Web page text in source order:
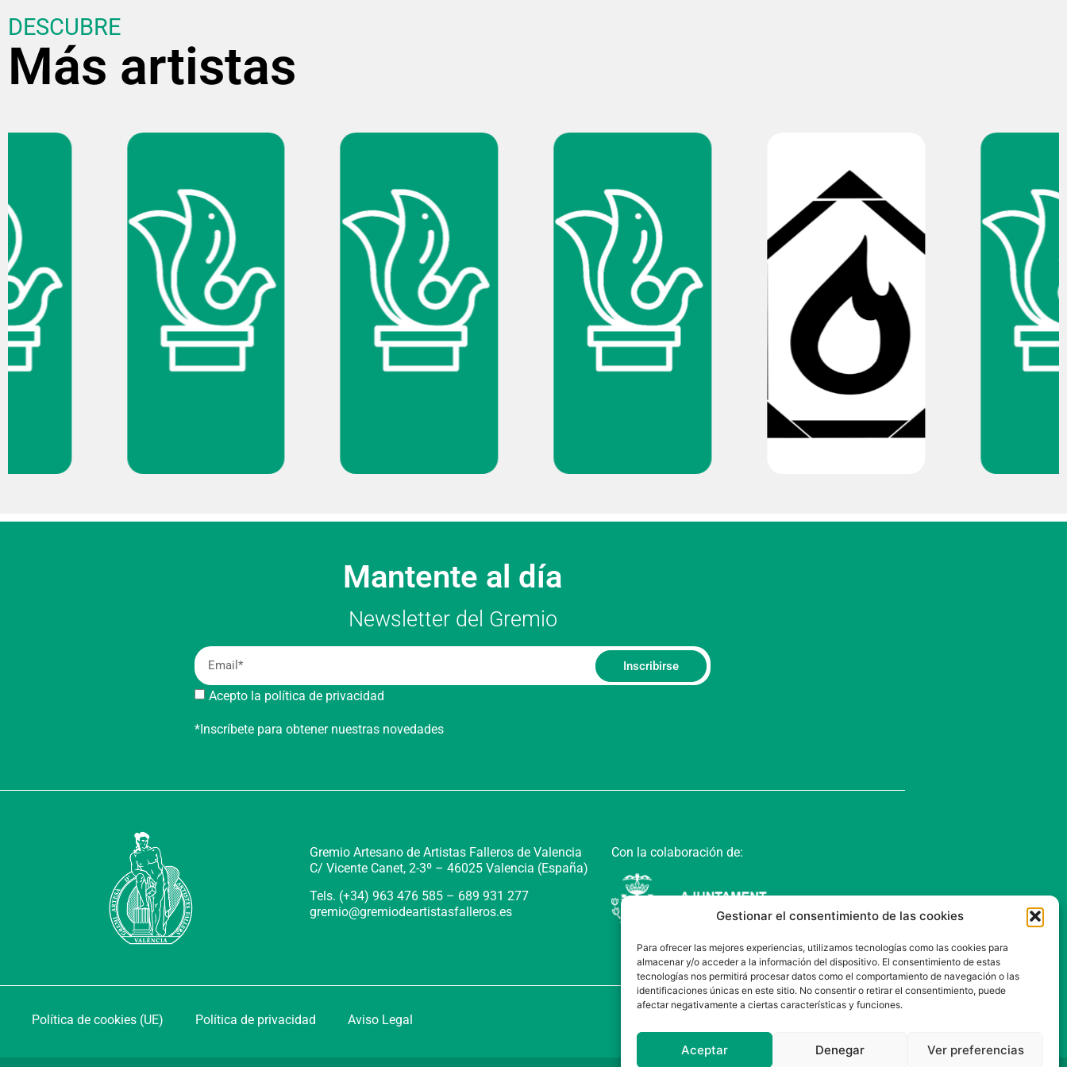
Gestionar el consentimiento de las cookies
Para ofrecer las mejores experiencias, utilizamos tecnologías como las cookies para
almacenar y/o acceder a la información del dispositivo. El consentimiento de estas
tecnologías nos permitirá procesar datos como el comportamiento de navegación o las
identificaciones únicas en este sitio. No consentir o retirar el consentimiento, puede
afectar negativamente a ciertas características y funciones.
Aceptar Denegar Ver preferencias
DESCUBRE
Más artistas
Mantente al día
Newsletter del Gremio
Acepto la política de privacidad
Inscribirse
*Inscríbete para obtener nuestras novedades
Gremio Artesano de Artistas Falleros de Valencia
C/ Vicente Canet, 2-3º – 46025 Valencia (España)
Tels. (+34) 963 476 585 – 689 931 277
gremio@gremiodeartistasfalleros.es
Con la colaboración de:
Política de cookies (UE) Política de privacidad Aviso Legal